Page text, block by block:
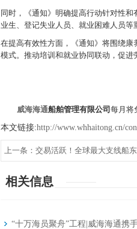
同时，《通知》明确提高行动针对性
业生、登记失业人员、就业困难人员等
在提高有效性方面，《通知》将围绕
模式。推动培训和就业协同联动，促进
威海海通船舶管理有限公司每月将
本文链接:http://www.whhaitong.cn/
上一条：交易活跃！全球最大支线船东
相关信息
“十万海员聚舟”工程|威海海通携